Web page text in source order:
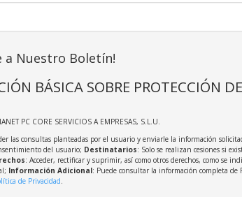
a Nuestro Boletín!
BÁSICA SOBRE PROTECCIÓN DE
PC CORE SERVICIOS A EMPRESAS, S.L.U.
las consultas planteadas por el usuario y enviarle la información
del usuario; Destinatarios: Solo se realizan cesiones si
: Acceder, rectificar y suprimir, así como otros derechos, como se
Información Adicional: Puede consultar la información completa de
de Privacidad.